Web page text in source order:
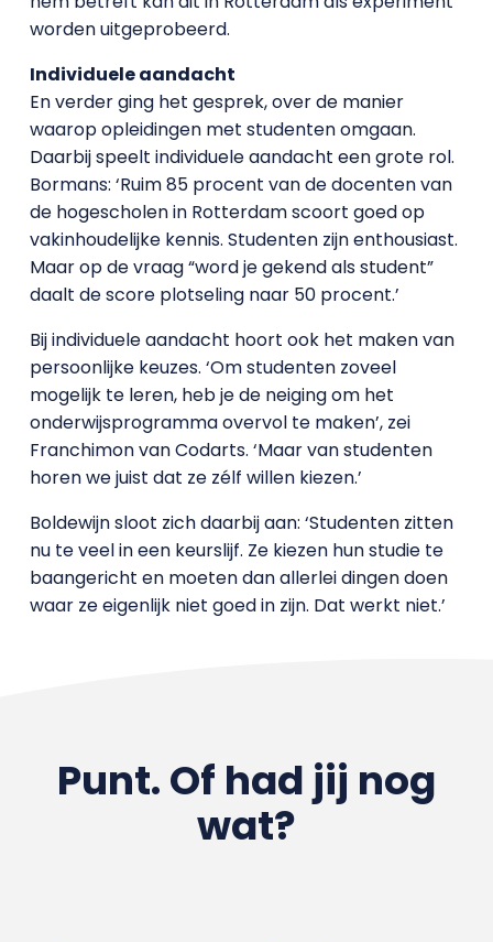
worden uitgeprobeerd.
Individuele aandacht
En verder ging het gesprek, over de manier
waarop opleidingen met studenten omgaan.
Daarbij speelt individuele aandacht een grote rol.
Bormans: ‘Ruim 85 procent van de docenten van
de hogescholen in Rotterdam scoort goed op
vakinhoudelijke kennis. Studenten zijn enthousiast.
Maar op de vraag “word je gekend als student”
daalt de score plotseling naar 50 procent.’
Bij individuele aandacht hoort ook het maken van
persoonlijke keuzes. ‘Om studenten zoveel
mogelijk te leren, heb je de neiging om het
onderwijsprogramma overvol te maken’, zei
Franchimon van Codarts. ‘Maar van studenten
horen we juist dat ze zélf willen kiezen.’
Boldewijn sloot zich daarbij aan: ‘Studenten zitten
nu te veel in een keurslijf. Ze kiezen hun studie te
baangericht en moeten dan allerlei dingen doen
waar ze eigenlijk niet goed in zijn. Dat werkt niet.’
Punt. Of had jij nog
wat?